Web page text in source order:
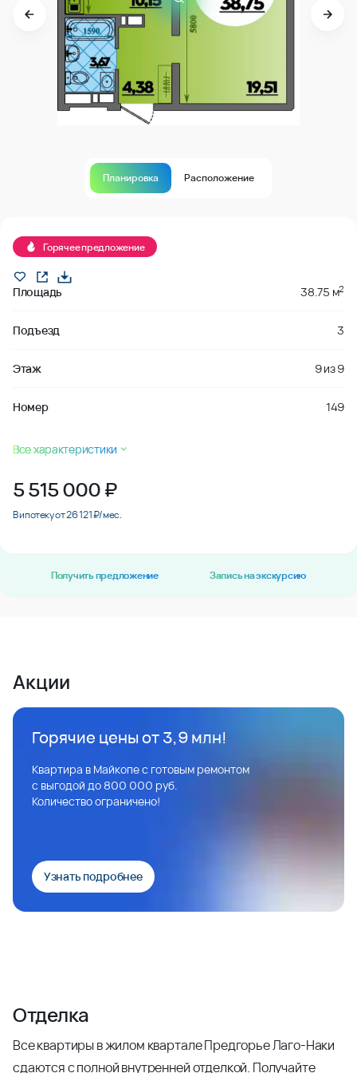
Планировка Расположение
Горячее предложение
Площадь 38.75 м2
Подъезд 3
Этаж 9из9
Номер 149
Все характеристики
5 515 000₽
В ипотеку от 26 121 ₽/мес.
Получить предложение Запись на экскурсию
Акции
Горячие цены от 3,9 млн!
Квартира в Майкопе с готовым ремонтом
с выгодой до 800 000 руб.
Количество ограничено!
Узнать подробнее
Отделка
Все квартиры в жилом квартале Предгорье Лаго-Наки
сдаются с полной внутренней отделкой. Получайте